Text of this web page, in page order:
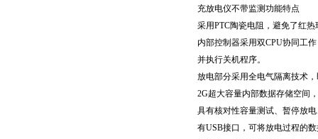
充放电仪不带监测功能特点
采用PTC陶瓷电阻，避免了红
内部控制器采用双CPU协同工
并执行关机程序。
放电部分采用全电气隔离技术
2G超大容量内部数据存储空间
具有核对性容量测试、暂停放
有USB接口，可将放电过程的